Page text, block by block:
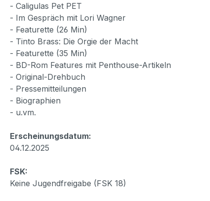
- Caligulas Pet PET
- Im Gespräch mit Lori Wagner
- Featurette (26 Min)
- Tinto Brass: Die Orgie der Macht
- Featurette (35 Min)
- BD-Rom Features mit Penthouse-Artikeln
- Original-Drehbuch
- Pressemitteilungen
- Biographien
- u.vm.
Erscheinungsdatum:
04.12.2025
FSK:
Keine Jugendfreigabe (FSK 18)